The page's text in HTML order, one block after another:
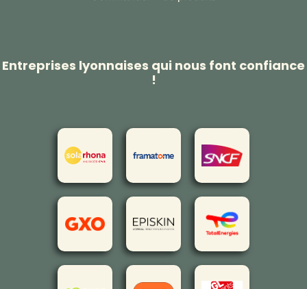
Entreprises lyonnaises qui nous font confiance
!